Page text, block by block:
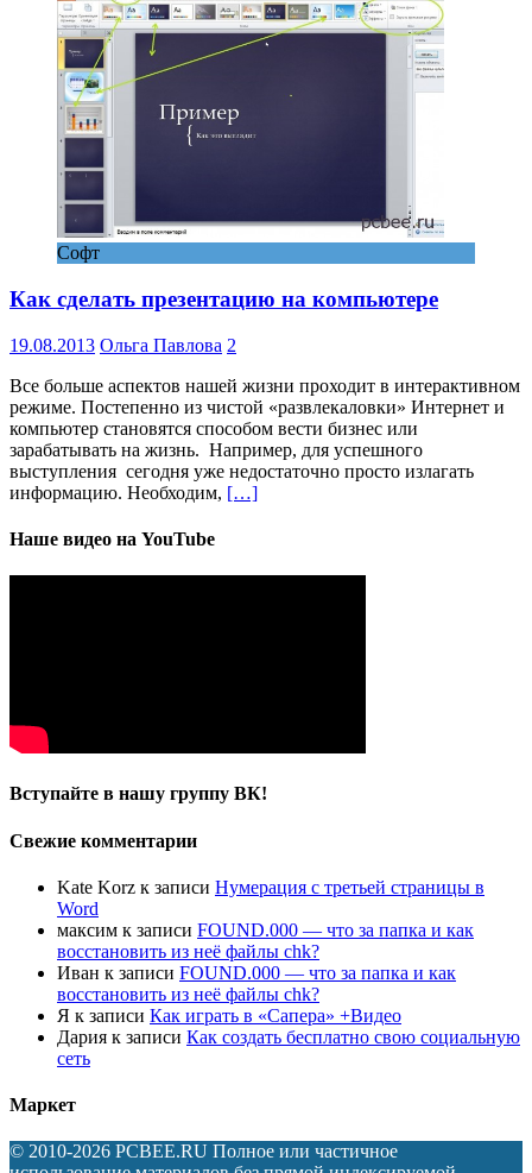
Софт
Как сделать презентацию на компьютере
19.08.2013 Ольга Павлова 2
Все больше аспектов нашей жизни проходит в интерактивном
режиме. Постепенно из чистой «развлекаловки» Интернет и
компьютер становятся способом вести бизнес или
зарабатывать на жизнь. Например, для успешного
выступления сегодня уже недостаточно просто излагать
информацию. Необходим, […]
Наше видео на YouTube
Вступайте в нашу группу ВК!
Свежие комментарии
Kate Korz к записи Нумерация с третьей страницы в
Word
максим к записи FOUND.000 — что за папка и как
восстановить из неё файлы chk?
Иван к записи FOUND.000 — что за папка и как
восстановить из неё файлы chk?
Я к записи Как играть в «Сапера» +Видео
Дария к записи Как создать бесплатно свою социальную
сеть
Маркет
© 2010-2026 PCBEE.RU Полное или частичное